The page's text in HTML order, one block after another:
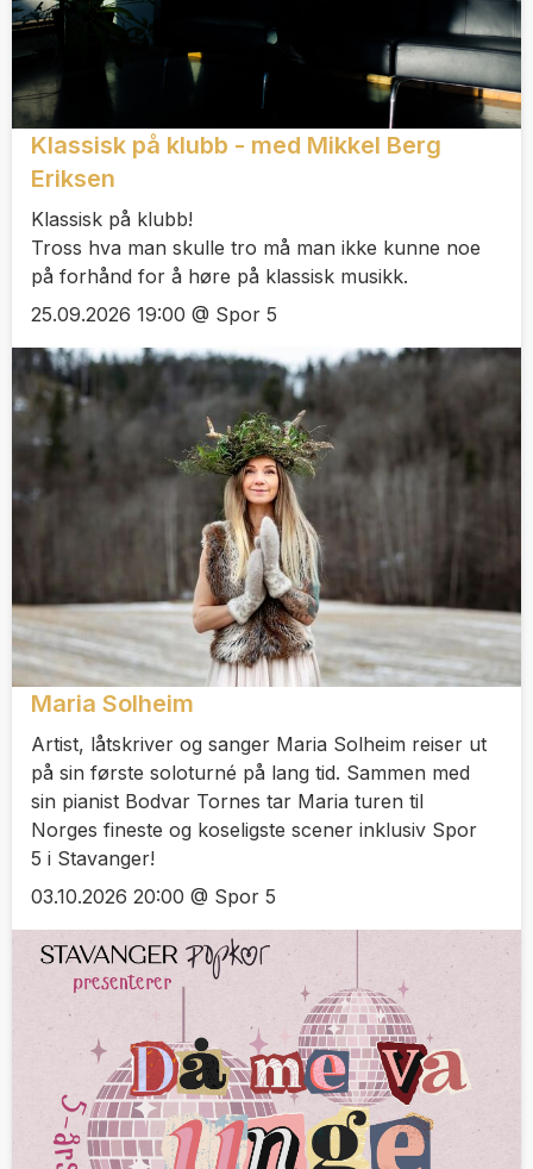
Klassisk på klubb - med Mikkel Berg
Eriksen
Klassisk på klubb!
Tross hva man skulle tro må man ikke kunne noe
på forhånd for å høre på klassisk musikk.
25.09.2026 19:00 @ Spor 5
Maria Solheim
Artist, låtskriver og sanger Maria Solheim reiser ut
på sin første soloturné på lang tid. Sammen med
sin pianist Bodvar Tornes tar Maria turen til
Norges fineste og koseligste scener inklusiv Spor
5 i Stavanger!
03.10.2026 20:00 @ Spor 5